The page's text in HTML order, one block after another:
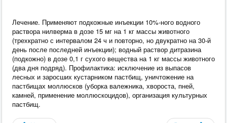
Лечение. Применяют подкожные инъекции 10%‑ного водного
раствора нилверма в дозе 15 мг на 1 кг массы животного
(трехкратно с интервалом 24 ч и повторно, но двукратно на 30‑й
день после последней инъекции); водный раствор дитразина
(подкожно) в дозе 0,1 г сухого вещества на 1 кг массы животного
(два дня подряд). Профилактика: исключение из выпасов
лесных и заросших кустарником пастбищ, уничтожение на
пастбищах моллюсков (уборка валежника, хвороста, пней,
камней, применение моллюскоцидов), организация культурных
пастбищ.